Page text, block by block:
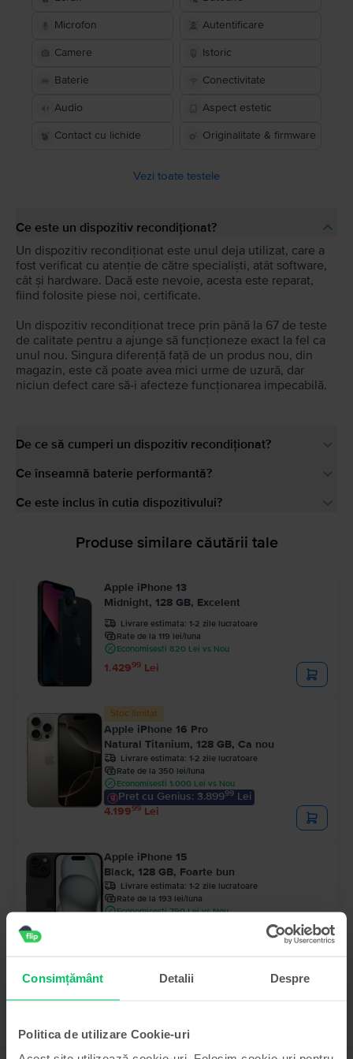
Consimțământ Detalii Despre
Politica de utilizare Cookie-uri
Microfon Autentificare
Camere Istoric
Baterie Conectivitate
Audio Aspect estetic
Contact cu lichide Originalitate & firmware
Vezi toate testele
Ce este un dispozitiv recondiționat?
Un dispozitiv recondiționat este unul deja utilizat, care a
fost verificat cu atenție de către specialiști, atât software,
cât și hardware. Dacă este nevoie, acesta este reparat,
fiind folosite piese noi, certificate.
Un dispozitiv recondiționat trece prin până la 67 de teste
de calitate pentru a ajunge să funcționeze exact la fel ca
unul nou. Singura diferență față de un produs nou, din
magazin, este că poate avea mici urme de uzură, dar
niciun defect care să-i afecteze funcționarea impecabilă.
De ce să cumperi un dispozitiv recondiționat?
Ce înseamnă baterie performantă?
Ce este inclus în cutia dispozitivului?
Produse similare căutării tale
Apple iPhone 13
Midnight, 128 GB, Excelent
Livrare estimata: 1-2 zile lucratoare
Rate de la 119 lei/luna
Economisesti 820 Lei vs Nou
1.42999 Lei
Stoc limitat
Apple iPhone 16 Pro
Natural Titanium, 128 GB, Ca nou
Livrare estimata: 1-2 zile lucratoare
Rate de la 350 lei/luna
Economisesti 1.000 Lei vs Nou
Pret cu Genius: 3.89999 Lei
4.19999 Lei
Apple iPhone 15
Black, 128 GB, Foarte bun
Livrare estimata: 1-2 zile lucratoare
Rate de la 193 lei/luna
Economisesti 790 Lei vs Nou